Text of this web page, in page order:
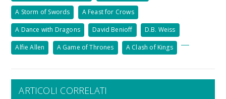
A Storm of Swords A Feast for Crows
A Dance with Dragons David Benioff D.B. Weiss
Alfie Allen A Game of Thrones A Clash of Kings
ARTICOLI CORRELATI